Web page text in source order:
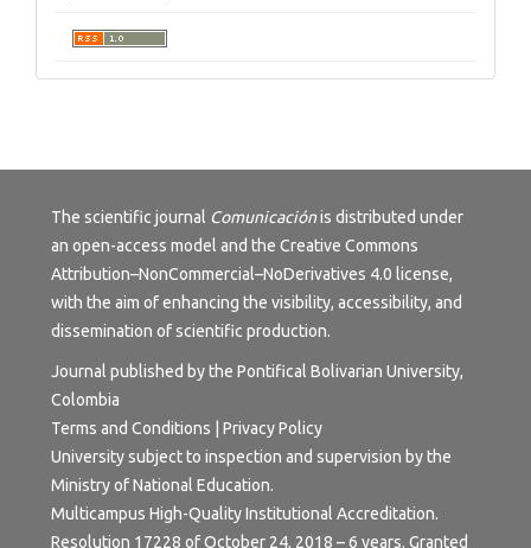
The scientific journal Comunicaciónis distributed under
an open-access model and the Creative Commons
Attribution–NonCommercial–NoDerivatives 4.0 license,
with the aim of enhancing the visibility, accessibility, and
dissemination of scientific production.
Journal published by the Pontifical Bolivarian University,
Colombia
Terms and Conditions | Privacy Policy
University subject to inspection and supervision by the
Ministry of National Education.
Multicampus High-Quality Institutional Accreditation.
Resolution 17228 of October 24, 2018 – 6 years. Granted